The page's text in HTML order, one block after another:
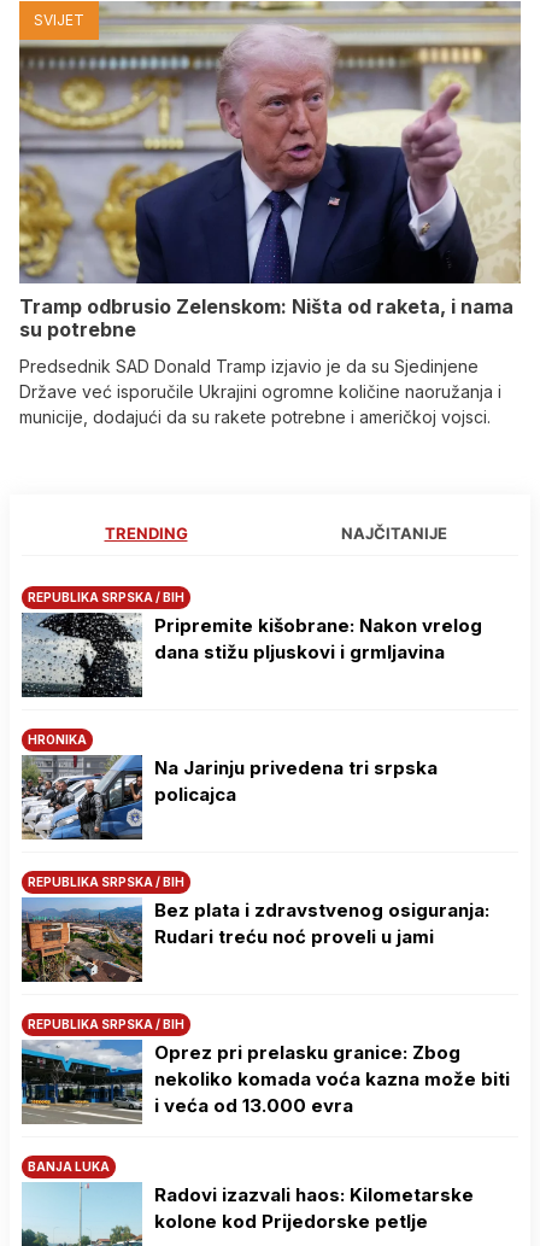
SVIJET
Tramp odbrusio Zelenskom: Ništa od raketa, i nama
su potrebne
Predsednik SAD Donald Tramp izjavio je da su Sjedinjene
Države već isporučile Ukrajini ogromne količine naoružanja i
municije, dodajući da su rakete potrebne i američkoj vojsci.
TRENDING NAJČITANIJE
REPUBLIKA SRPSKA / BIH
Pripremite kišobrane: Nakon vrelog
dana stižu pljuskovi i grmljavina
HRONIKA
Na Јarinju privedena tri srpska
policajca
REPUBLIKA SRPSKA / BIH
Bez plata i zdravstvenog osiguranja:
Rudari treću noć proveli u jami
REPUBLIKA SRPSKA / BIH
Oprez pri prelasku granice: Zbog
nekoliko komada voća kazna može biti
i veća od 13.000 evra
BANJA LUKA
Radovi izazvali haos: Kilometarske
kolone kod Prijedorske petlje